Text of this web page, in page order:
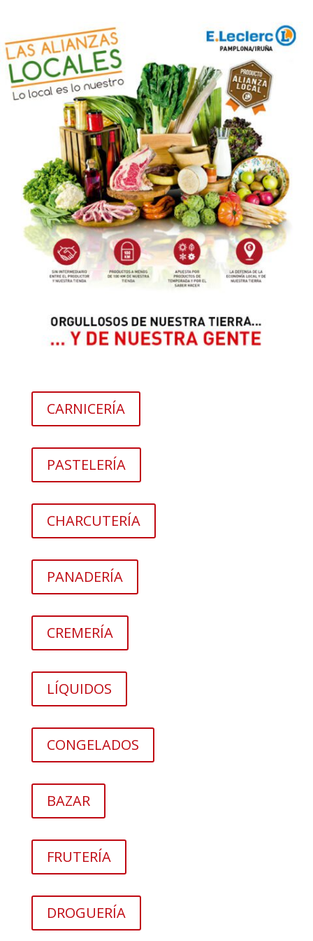
CARNICERÍA
PASTELERÍA
CHARCUTERÍA
PANADERÍA
CREMERÍA
LÍQUIDOS
CONGELADOS
BAZAR
FRUTERÍA
DROGUERÍA